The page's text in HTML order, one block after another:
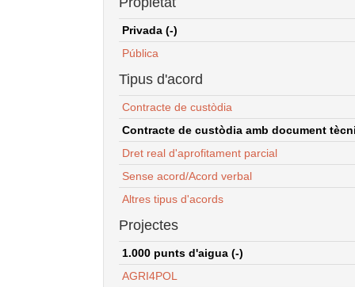
Privada (-)
Pública
Tipus d'acord
Contracte de custòdia
Contracte de custòdia amb document
Dret real d'aprofitament parcial
Sense acord/Acord verbal
Altres tipus d'acords
Projectes
1.000 punts d'aigua (-)
AGRI4POL